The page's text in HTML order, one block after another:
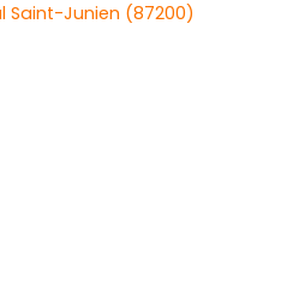
Junien (87200)